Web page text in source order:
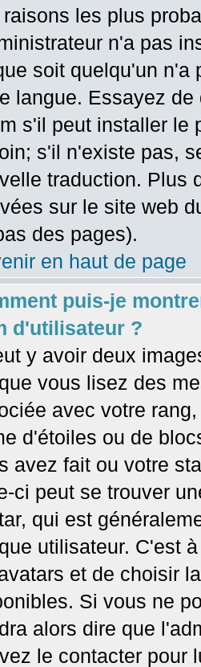
raisons les plus
n'a pas
soit quelqu'un n'a
langue. Essayez
s'il peut installer le
s'il n'existe pas,
traduction. Plus
sur le site web
des pages).
en haut de page
puis-je
d'utilisateur ?
y avoir deux
vous lisez des
avec votre
d'étoiles ou de
avez fait ou votre
ci peut se trouver
qui est
utilisateur. C'est
et de choisir
Si vous ne
alors dire que
le contacter pour